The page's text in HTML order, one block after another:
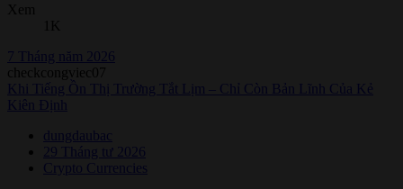
Xem
1K
7 Tháng năm 2026
checkcongviec07
Khi Tiếng Ồn Thị Trường Tắt Lịm – Chỉ Còn Bản Lĩnh Của Kẻ
Kiên Định
dungdaubac
29 Tháng tư 2026
Crypto Currencies